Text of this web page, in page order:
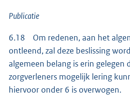
Publicatie
6.18 Om redenen, aan het
ontleend, zal deze beslissing
algemeen belang is erin gelegen
zorgverleners mogelijk lering
hiervoor onder 6 is overwogen.